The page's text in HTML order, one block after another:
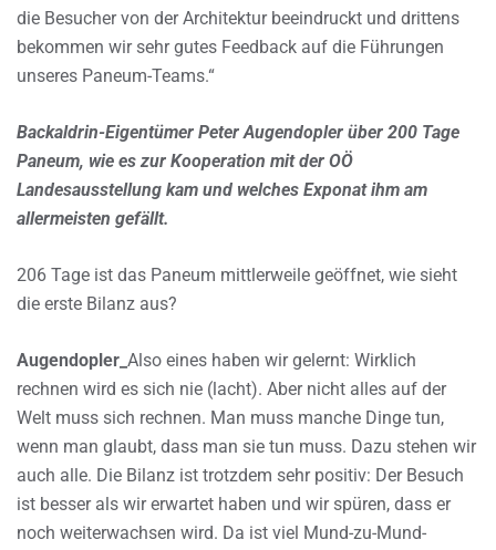
die Besucher von der Architektur beeindruckt und drittens
bekommen wir sehr gutes Feedback auf die Führungen
unseres Paneum-Teams.“
Backaldrin-Eigentümer Peter Augendopler über 200 Tage
Paneum, wie es zur Kooperation mit der OÖ
Landesausstellung kam und welches Exponat ihm am
allermeisten gefällt.
206 Tage ist das Paneum mittlerweile geöffnet, wie sieht
die erste Bilanz aus?
Augendopler_ Also eines haben wir gelernt: Wirklich
rechnen wird es sich nie (lacht). Aber nicht alles auf der
Welt muss sich rechnen. Man muss manche Dinge tun,
wenn man glaubt, dass man sie tun muss. Dazu stehen wir
auch alle. Die Bilanz ist trotzdem sehr positiv: Der Besuch
ist besser als wir erwartet haben und wir spüren, dass er
noch weiterwachsen wird. Da ist viel Mund-zu-Mund-